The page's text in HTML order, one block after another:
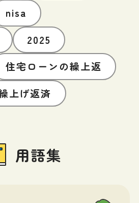
nisa
2025
住宅ローンの繰上返
上げ返済
用語集